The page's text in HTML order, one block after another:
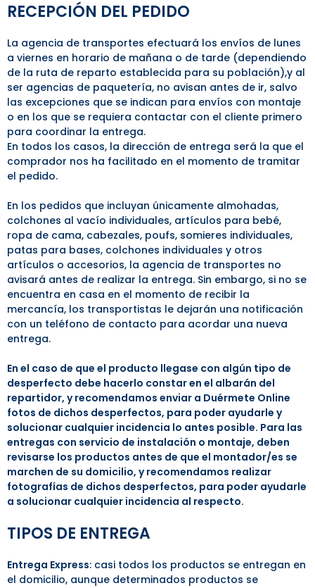
RECEPCIÓN DEL PEDIDO
La agencia de transportes efectuará los envíos de lunes
a viernes en horario de mañana o de tarde (dependiendo
de la ruta de reparto establecida para su población),y al
ser agencias de paquetería, no avisan antes de ir, salvo
las excepciones que se indican para envíos con montaje
o en los que se requiera contactar con el cliente primero
para coordinar la entrega.
En todos los casos, la dirección de entrega será la que el
comprador nos ha facilitado en el momento de tramitar
el pedido.
En los pedidos que incluyan únicamente almohadas,
colchones al vacío individuales, artículos para bebé,
ropa de cama, cabezales, poufs, somieres individuales,
patas para bases, colchones individuales y otros
artículos o accesorios, la agencia de transportes no
avisará antes de realizar la entrega. Sin embargo, si no se
encuentra en casa en el momento de recibir la
mercancía, los transportistas le dejarán una notificación
con un teléfono de contacto para acordar una nueva
entrega.
En el caso de que el producto llegase con algún tipo de
desperfecto debe hacerlo constar en el albarán del
repartidor, y recomendamos enviar a Duérmete Online
fotos de dichos desperfectos, para poder ayudarle y
solucionar cualquier incidencia lo antes posible. Para las
entregas con servicio de instalación o montaje, deben
revisarse los productos antes de que el montador/es se
marchen de su domicilio, y recomendamos realizar
fotografías de dichos desperfectos, para poder ayudarle
a solucionar cualquier incidencia al respecto.
TIPOS DE ENTREGA
Entrega Express: casi todos los productos se entregan en
el domicilio, aunque determinados productos se